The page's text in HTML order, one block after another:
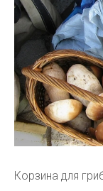
Корзина для